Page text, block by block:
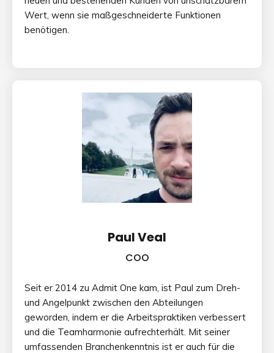
Wert, wenn sie maßgeschneiderte Funktionen
benötigen.
Paul Veal
COO
Seit er 2014 zu Admit One kam, ist Paul zum Dreh-
und Angelpunkt zwischen den Abteilungen
geworden, indem er die Arbeitspraktiken verbessert
und die Teamharmonie aufrechterhält. Mit seiner
umfassenden Branchenkenntnis ist er auch für die